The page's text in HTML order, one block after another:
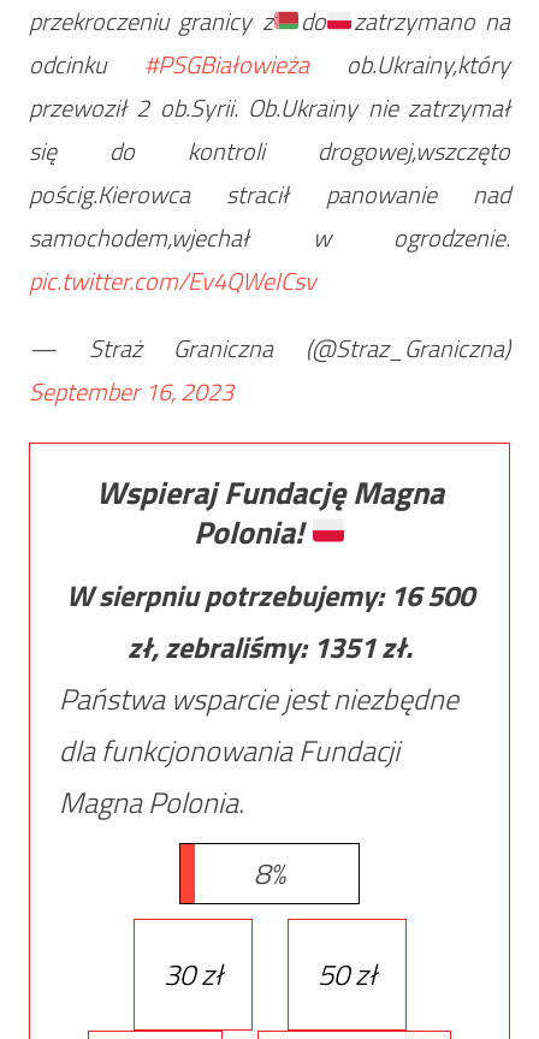
przekroczeniu granicy z
do
zatrzymano na
odcinku #PSGBiałowieżaob.Ukrainy,który
przewoził 2 ob.Syrii. Ob.Ukrainy nie zatrzymał
się do kontroli drogowej,wszczęto
pościg.Kierowca stracił panowanie nad
samochodem,wjechał w ogrodzenie.
pic.twitter.com/Ev4QWeICsv
— Straż Graniczna (@Straz_Graniczna)
September 16, 2023
Wspieraj Fundację Magna
Polonia!
W sierpniu potrzebujemy: 16 500
zł, zebraliśmy: 1351zł.
Państwa wsparcie jest niezbędne
dla funkcjonowania Fundacji
Magna Polonia.
8%
30 zł 50 zł